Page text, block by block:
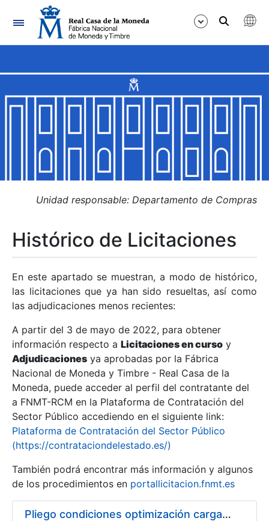
Navegación
Mostrar/Ocultar
Mostrar/Ocultar
Mostrar/Ocultar
Mostrar/Ocultar
Mostrar/Ocultar
Mostrar/Ocultar
Unidad responsable: Departamento de Compras
Histórico de Licitaciones
En este apartado se muestran, a modo de histórico,
las licitaciones que ya han sido resueltas, así como
las adjudicaciones menos recientes:
A partir del 3 de mayo de 2022, para obtener
información respecto a Licitaciones en curso y
Adjudicaciones ya aprobadas por la Fábrica
Nacional de Moneda y Timbre - Real Casa de la
Moneda, puede acceder al perfil del contratante del
a FNMT-RCM en la Plataforma de Contratación del
Sector Público accediendo en el siguiente link:
Plataforma de Contratación del Sector Público
(https://contrataciondelestado.es/)
También podrá encontrar más información y algunos
de los procedimientos en portallicitacion.fnmt.es
Pliego condiciones optimización cargas compras firmado